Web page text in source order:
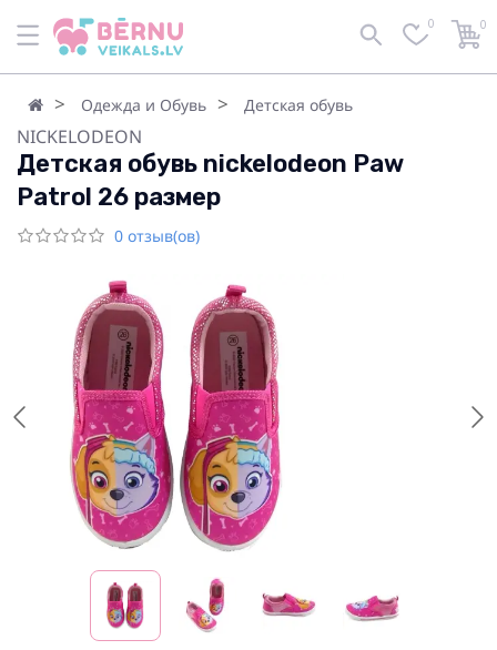
0 0
Одежда и Обувь Детская обувь
NICKELODEON
Детская обувь nickelodeon Paw
Patrol 26 размер
0 отзыв(ов)